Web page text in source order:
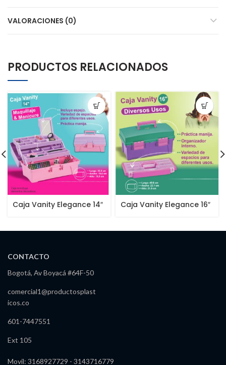
VALORACIONES (0)
PRODUCTOS RELACIONADOS
Caja Vanity Elegance 14″ Caja Vanity Elegance 16″
CONTACTO
Bogotá, Av Boyacá #64F-50
comercial1@productosplast
icos.co
601-7447551
Ext 105
Movil: 3168927729 - 3143716779